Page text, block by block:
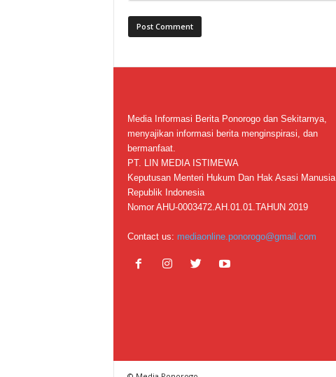
Media Informasi Berita Ponorogo dan Sekitarnya,
menyajikan informasi berita menginspirasi, dan
bermanfaat.
PT. LIN MEDIA ISTIMEWA
Keputusan Menteri Hukum Dan Hak Asasi Manusia
Republik Indonesia
Nomor AHU-0003472.AH.01.01.TAHUN 2019
Contact us: mediaonline.ponorogo@gmail.com